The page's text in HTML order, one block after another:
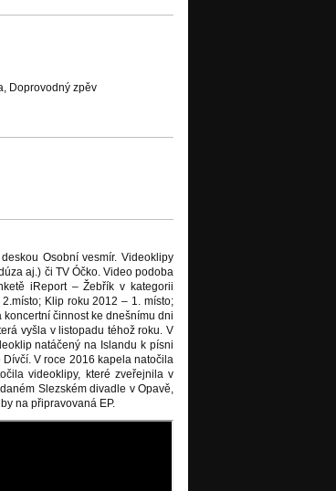
Doprovodný zpěv
Osobní vesmír. Videoklipy
aj.) či TV Óčko. Video podoba
iReport – Žebřík v kategorii
Klip roku 2012 – 1. místo;
koncertní činnost ke dnešnímu dni
vyšla v listopadu téhož roku. V
natáčený na Islandu k písni
V roce 2016 kapela natočila
videoklipy, které zveřejnila v
Slezském divadle v Opavě,
na připravovaná EP.